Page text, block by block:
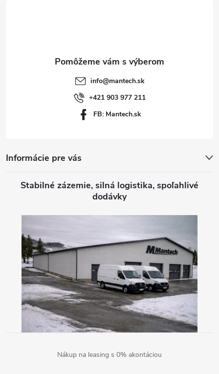
info@mantech.sk
+421 903 977 211
FB: Mantech.sk
Informácie pre vás
Stabilné zázemie, silná logistika, spoľahlivé
dodávky
Nákup na leasing s 0% akontáciou